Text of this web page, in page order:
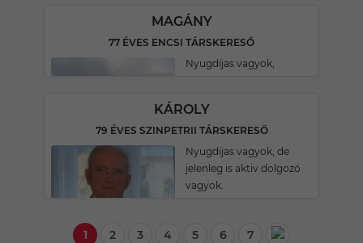
MAGÁNY
77 ÉVES ENCSI TÁRSKERESŐ
Nyugdíjas vagyok,
KÁROLY
79 ÉVES SZINPETRII TÁRSKERESŐ
Nyugdijas vagyok, de
jelenleg is aktiv dolgozó
vagyok.
1 2 3 4 5 6 7